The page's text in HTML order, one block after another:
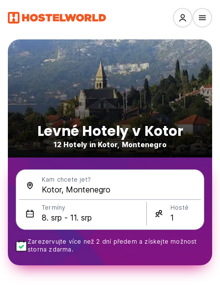
Levné Hotely v Kotor
12 Hotely in Kotor, Montenegro
Kam chcete jet?
Termíny Hosté
Zarezervujte více než 2 dní předem a získejte možnost
storna zdarma.